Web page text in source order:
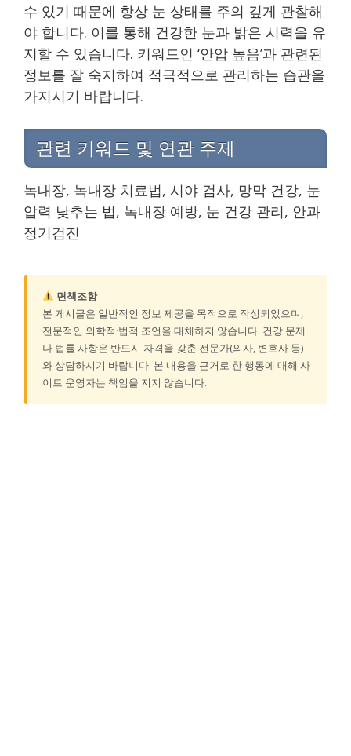
수 있기 때문에 항상 눈 상태를 주의 깊게 관찰해
야 합니다. 이를 통해 건강한 눈과 밝은 시력을 유
지할 수 있습니다. 키워드인 ‘안압 높음’과 관련된
정보를 잘 숙지하여 적극적으로 관리하는 습관을
가지시기 바랍니다.
관련 키워드 및 연관 주제
녹내장, 녹내장 치료법, 시야 검사, 망막 건강, 눈
압력 낮추는 법, 녹내장 예방, 눈 건강 관리, 안과
정기검진
면책조항
본 게시글은 일반적인 정보 제공을 목적으로 작성되었으며,
전문적인 의학적·법적 조언을 대체하지 않습니다. 건강 문제
나 법률 사항은 반드시 자격을 갖춘 전문가(의사, 변호사 등)
와 상담하시기 바랍니다. 본 내용을 근거로 한 행동에 대해 사
이트 운영자는 책임을 지지 않습니다.